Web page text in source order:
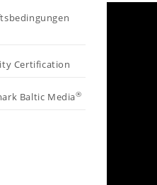
Certification
Baltic Media®